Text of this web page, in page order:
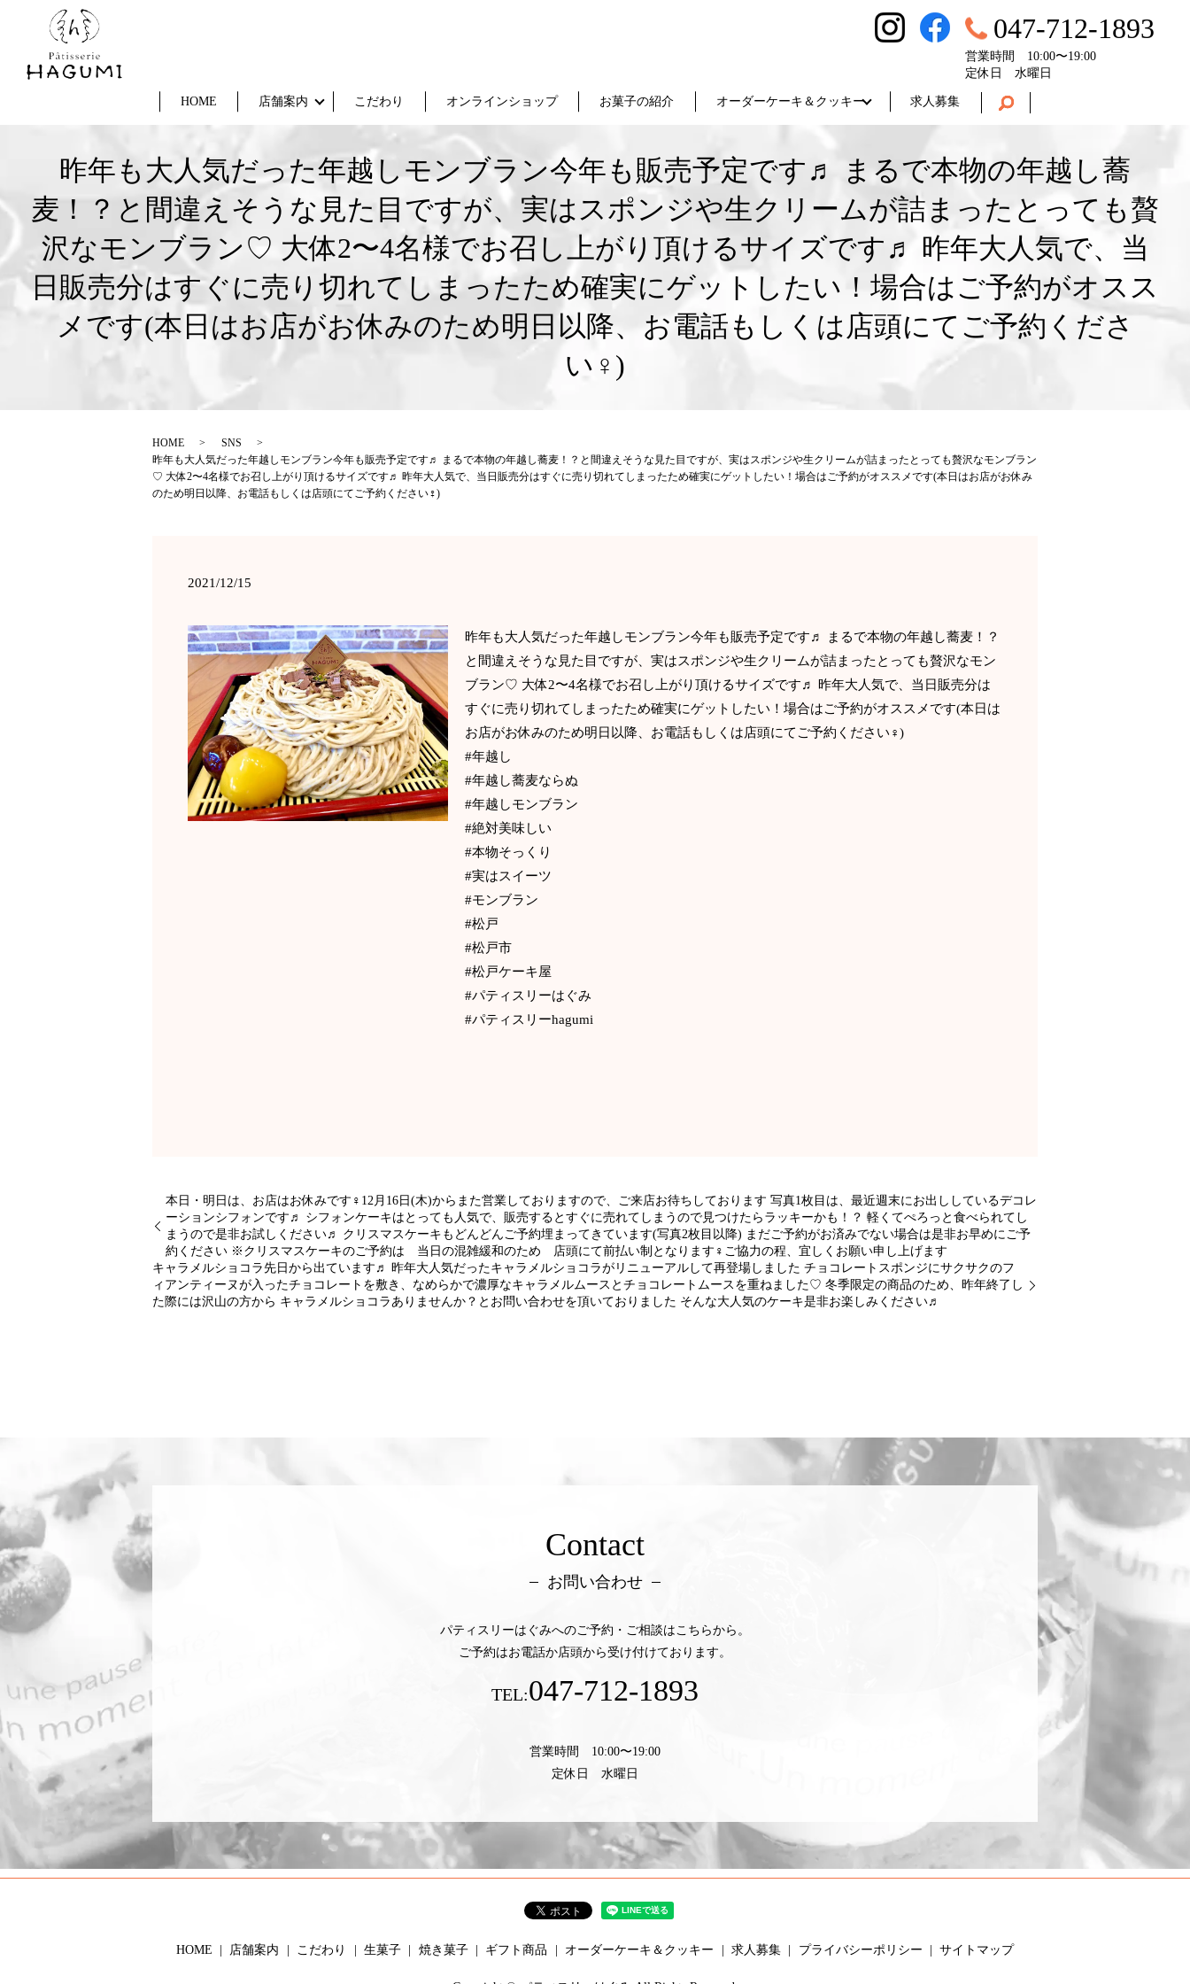
HOME 店舗案内 こだわり オンラインショップ お菓子の紹介 オーダーケーキ＆クッキー 求人募集
047-712-1893
営業時間 10:00〜19:00
定休日 水曜日
昨年も大人気だった年越しモンブラン今年も販売予定です♬ まるで本物の年越し蕎
麦！？と間違えそうな見た目ですが、実はスポンジや生クリームが詰まったとっても贅
沢なモンブラン♡ 大体2〜4名様でお召し上がり頂けるサイズです♬ 昨年大人気で、当
日販売分はすぐに売り切れてしまったため確実にゲットしたい！場合はご予約がオスス
メです(本日はお店がお休みのため明日以降、お電話もしくは店頭にてご予約くださ
い‍♀️)
HOME
SNS
昨年も大人気だった年越しモンブラン今年も販売予定です♬ まるで本物の年越し蕎麦！？と間違えそうな見た目ですが、実はスポンジや生クリームが詰まったとっても贅沢なモンブラン
♡ 大体2〜4名様でお召し上がり頂けるサイズです♬ 昨年大人気で、当日販売分はすぐに売り切れてしまったため確実にゲットしたい！場合はご予約がオススメです(本日はお店がお休み
のため明日以降、お電話もしくは店頭にてご予約ください‍♀️)
2021/12/15
昨年も大人気だった年越しモンブラン今年も販売予定です♬ まるで本物の年越し蕎麦！？
と間違えそうな見た目ですが、実はスポンジや生クリームが詰まったとっても贅沢なモン
ブラン♡ 大体2〜4名様でお召し上がり頂けるサイズです♬ 昨年大人気で、当日販売分は
すぐに売り切れてしまったため確実にゲットしたい！場合はご予約がオススメです(本日は
お店がお休みのため明日以降、お電話もしくは店頭にてご予約ください‍♀️)
#年越し
#年越し蕎麦ならぬ
#年越しモンブラン
#絶対美味しい
#本物そっくり
#実はスイーツ
#モンブラン
#松戸
#松戸市
#松戸ケーキ屋
#パティスリーはぐみ
#パティスリーhagumi
本日・明日は、お店はお休みです‍♀️12月16日(木)からまた営業しておりますので、ご来店お待ちしております 写真1枚目は、最近週末にお出ししているデコレ
ーションシフォンです♬ シフォンケーキはとっても人気で、販売するとすぐに売れてしまうので見つけたらラッキーかも！？ 軽くてぺろっと食べられてし
まうので是非お試しください♬ クリスマスケーキもどんどんご予約埋まってきています(写真2枚目以降) まだご予約がお済みでない場合は是非お早めにご予
約ください ※クリスマスケーキのご予約は 当日の混雑緩和のため 店頭にて前払い制となります‍♀️ご協力の程、宜しくお願い申し上げます
キャラメルショコラ先日から出ています♬ 昨年大人気だったキャラメルショコラがリニューアルして再登場しました チョコレートスポンジにサクサクのフ
ィアンティーヌが入ったチョコレートを敷き、なめらかで濃厚なキャラメルムースとチョコレートムースを重ねました♡ 冬季限定の商品のため、昨年終了し
た際には沢山の方から キャラメルショコラありませんか？とお問い合わせを頂いておりました そんな大人気のケーキ是非お楽しみください♬
Contact
お問い合わせ
パティスリーはぐみへのご予約・ご相談はこちらから。
ご予約はお電話か店頭から受け付けております。
TEL:047-712-1893
営業時間 10:00〜19:00
定休日 水曜日
HOME 店舗案内 こだわり 生菓子 焼き菓子 ギフト商品 オーダーケーキ＆クッキー 求人募集 プライバシーポリシー サイトマップ